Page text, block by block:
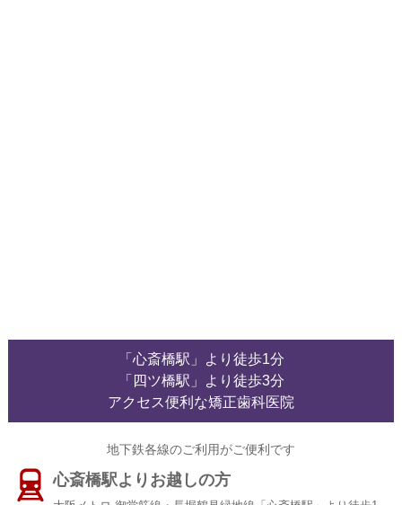
「心斎橋駅」より徒歩1分
「四ツ橋駅」より徒歩3分
アクセス便利な矯正歯科医院
地下鉄各線のご利用がご便利です
心斎橋駅よりお越しの方